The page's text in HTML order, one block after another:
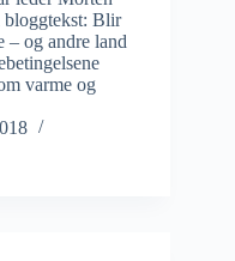
bloggtekst: Blir
– og andre land
varme og